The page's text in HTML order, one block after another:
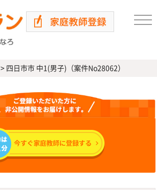
>四日市市 中1(男子)（案件No28062）